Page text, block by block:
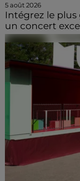
5 août 2026
Intégrez le
un concert